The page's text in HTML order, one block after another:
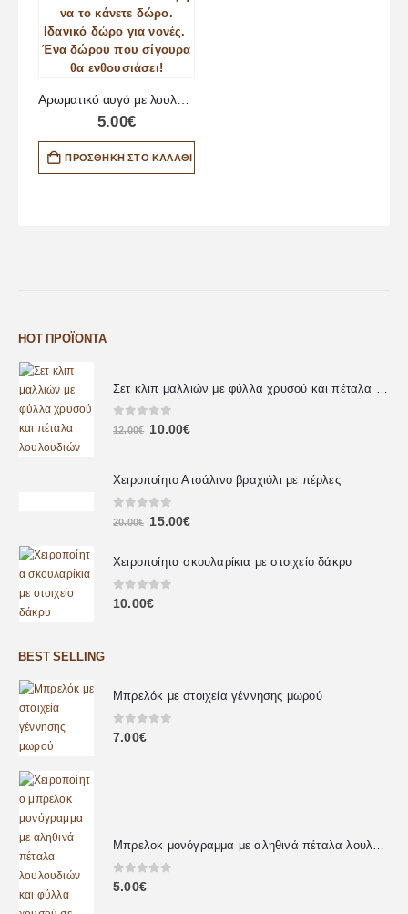
5.00€
ΠΡΟΣΘΉΚΗ ΣΤΟ ΚΑΛΆΘΙ
HOT ΠΡΟΪΌΝΤΑ
0out of 5
12.00€ 10.00€
Χειροποίητο Ατσάλινο βραχιόλι με πέρλες
0out of 5
20.00€ 15.00€
Χειροποίητα σκουλαρίκια με στοιχείο δάκρυ
0out of 5
10.00€
BEST SELLING
Μπρελόκ με στοιχεία γέννησης μωρού
0 out of 5
7.00€
Μπρελοκ μονόγραμμα με αληθινά πέταλα λουλουδιών
0 out of 5
5.00€